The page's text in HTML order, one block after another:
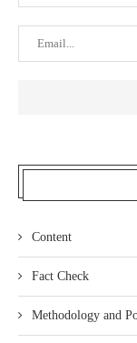
Content
Fact Check
Methodology and